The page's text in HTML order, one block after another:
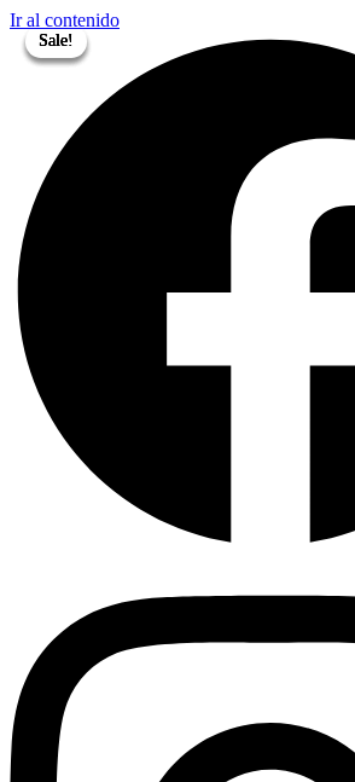
Ir al contenido
Sale!
Sale!
Sale!
Sale!